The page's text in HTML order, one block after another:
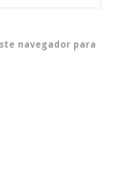
navegador para